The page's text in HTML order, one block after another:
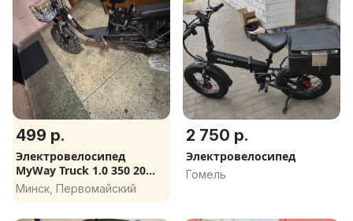
499 р.
Электровелосипед
MyWay Truck 1.0 350 20
(15, черный)
Минск, Первомайский
2 750 р.
Электровелосипед
Гомель